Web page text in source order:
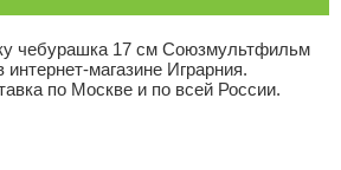
чебурашка 17 см Союзмультфильм
магазине Играрния.
по Москве и по всей России.